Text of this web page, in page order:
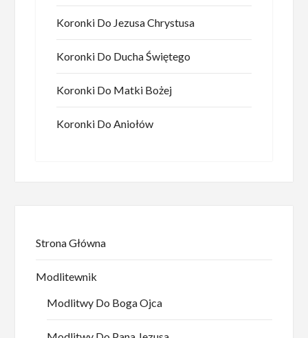
Koronki Do Jezusa Chrystusa
Koronki Do Ducha Świętego
Koronki Do Matki Bożej
Koronki Do Aniołów
Strona Główna
Modlitewnik
Modlitwy Do Boga Ojca